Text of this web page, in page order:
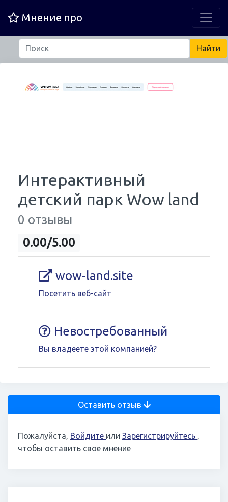
Мнение про
Интерактивный
детский парк Wow land
0 отзывы
0.00/5.00
wow-land.site
Посетить веб-сайт
Невостребованный
Вы владеете этой компанией?
Оставить отзыв
Пожалуйста, Войдите или Зарегистрируйтесь ,
чтобы оставить свое мнение